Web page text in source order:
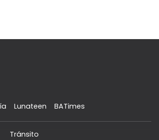
Lunateen BATimes
Tránsito